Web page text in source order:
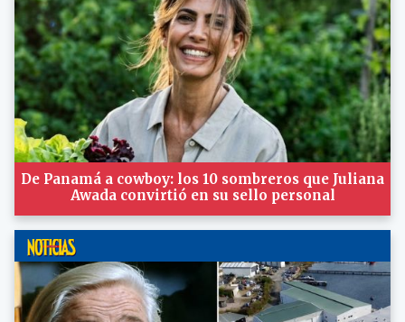
De Panamá a cowboy: los 10 sombreros que Juliana
Awada convirtió en su sello personal